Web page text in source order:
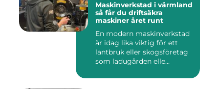
Maskinverkstad i värmland
så får du driftsäkra
maskiner året runt
En modern maskinverkstad
är idag lika viktig för ett
lantbruk eller skogsföretag
som ladugården elle...